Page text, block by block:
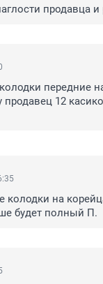
продавца
передние
12
колодки на
будет полный П.